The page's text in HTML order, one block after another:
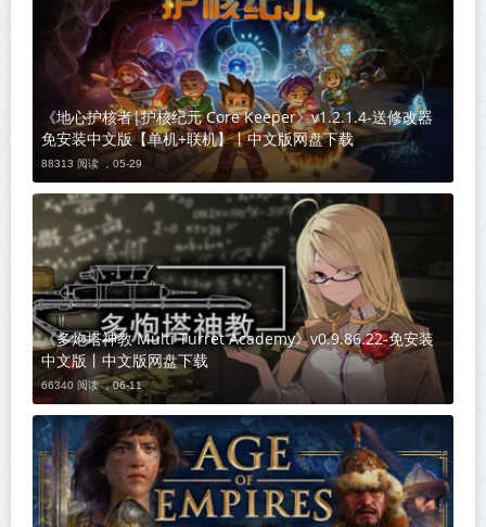
《地心护核者|护核纪元 Core Keeper》v1.2.1.4-送修改器
免安装中文版【单机+联机】丨中文版网盘下载
88313 阅读 ，05-29
《多炮塔神教 Multi Turret Academy》v0.9.86.22-免安装
中文版丨中文版网盘下载
66340 阅读 ，06-11